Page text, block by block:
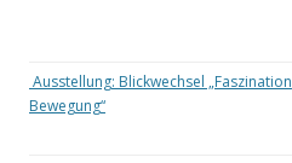
Ausstellung: Blickwechsel „Faszination
Bewegung“